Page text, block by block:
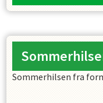
Sommerhilsen fra